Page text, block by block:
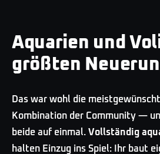
Aquarien und
größten
Das war wohl die
Kombination der Community —
beide auf einmal. Vollständig
halten Einzug ins Spiel: Ihr baut